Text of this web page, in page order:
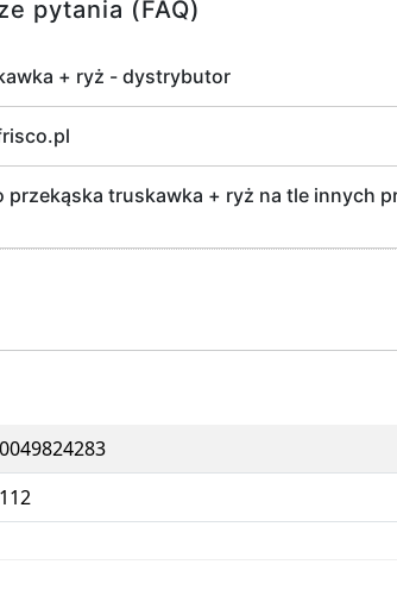
pytania (FAQ)
+ ryż - dystrybutor
przekąska truskawka + ryż na tle innych